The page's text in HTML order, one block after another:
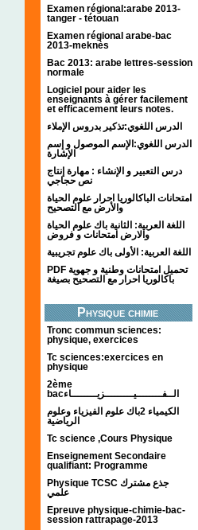
Examen régional:arabe 2013-
tanger - tétouan
Examen régional arabe-bac
2013-meknès
Bac 2013: arabe lettres-session
normale
Logiciel pour aider les
enseignants à gérer facilement
et efficacement leurs notes.
الدرس اللغوي:تذكير بدروس الإملاء
الدرس اللغوي:الإسم الموصول و إسم
الإشارة
درس التعبير و الإنشاء : مهارة إنتاج
نص حجاجي
امتحانات الباكالوريا احرار علوم الحياة
والأرض مع التصحيح
اللغة العربية: الثانية باك علوم الحياة
والارض امتحانات و فروض
اللغة العربية: الأولى باك علوم تجريبية
PDF تحميل امتحانات وطنية و جهوية
باكالوريا احرار مع التصحيح بصيغة
Physique chimie
Tronc commun sciences:
physique, exercices
Tc sciences:exercices en
physique
2ème
bacالــفــــــــيـــــــــزيــــــــاء
الكيمياء 2باك علوم الفيزياء وعلوم
الرياضية
Tc science ,Cours Physique
Enseignement Secondaire
qualifiant: Programme
Physique TCSC جذع مشترك
علمي
Epreuve physique-chimie-bac-
session rattrapage-2013